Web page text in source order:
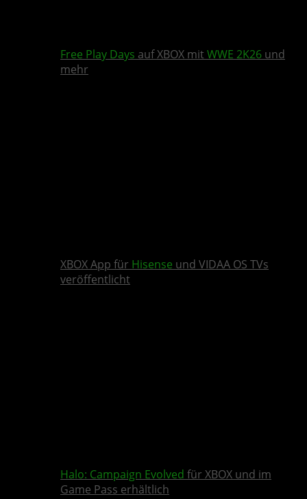
Free Play Days auf XBOX mit WWE 2K26 und
mehr
XBOX App für Hisense und VIDAA OS TVs
veröffentlicht
Halo: Campaign Evolved für XBOX und im
Game Pass erhältlich